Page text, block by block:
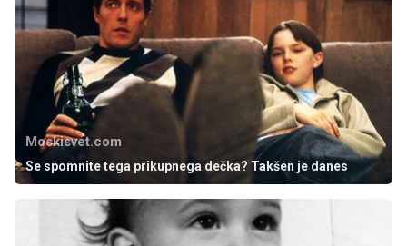
Moskisvet.com
Se spomnite tega prikupnega dečka? Takšen je danes